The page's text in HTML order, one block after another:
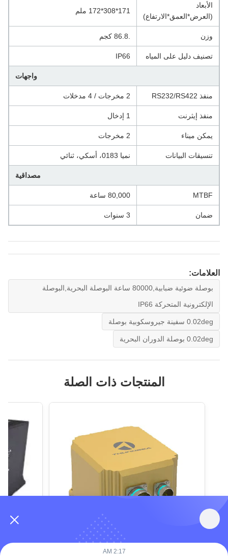
الأبعاد
(العرض*العمق*الارتفاع)
171*308*172 ملم
وزن
تصنيف دليل على المياه IP66
واجهات
منفذ RS232/RS422 2 مخرجات / 4 مدخلات
منفذ إيثرنت 1 إدخال
يمكن ميناء 2 مخرجات
تنسيقات البيانات نميا 0183، أسكي، ثنائي
مصداقية
MTBF 80,000 ساعة
ضمان 3 سنوات
العلامات:
بوصلة ضوئية ضبابية,80000 ساعة البوصلة البحرية,البوصلة
الإلكترونية المتحركة IP66
0.02deg سفينة جيروسكوبية بوصلة
0.02deg بوصلة الدوران البحرية
المنتجات ذات الصلة
2:17 AM